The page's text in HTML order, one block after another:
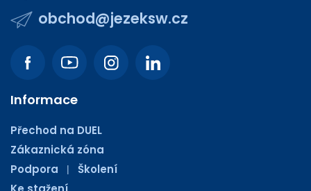
obchod@jezeksw.cz
Informace
Přechod na DUEL
Zákaznická zóna
Podpora
| Školení